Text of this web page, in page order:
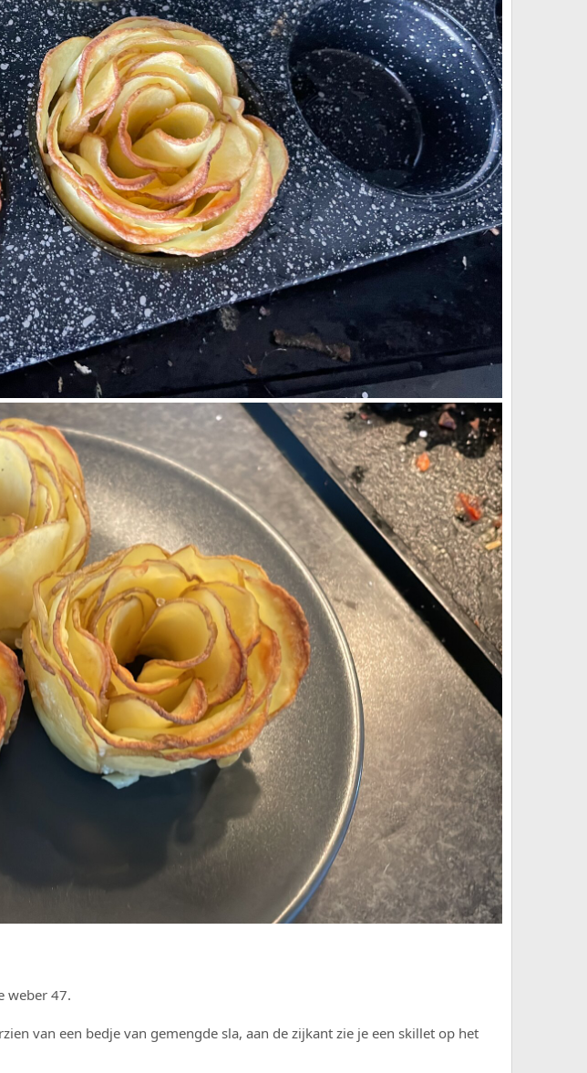
weber 47.
van een bedje van gemengde sla, aan de zijkant zie je een skillet op het